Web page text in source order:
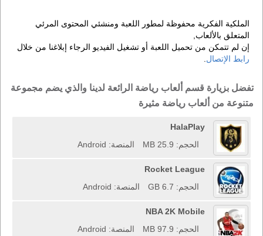
الملكية الفكرية محفوظة لمطور اللعبة ومنشئي المحتوى المرئي
المتعلق بالألعاب,
إن لم تتمكن من تحميل اللعبة أو تشغيل الفيديو الرجاء إبلاغنا من خلال
رابط الإتصال
تفضل بزيارة قسم ألعاب رياضة الرائعة لدينا والذي يضم مجموعة
متنوعة من ألعاب رياضة مثيرة
HalaPlay
الحجم: 25.9 MB
المنصة: Android
Rocket League
الحجم: 6.7 GB
المنصة: Android
NBA 2K Mobile
الحجم: 97.9 MB
المنصة: Android